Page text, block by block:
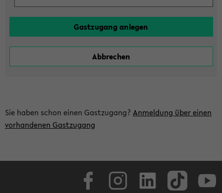
Sie haben schon einen Gastzugang? Anmeldung über einen
vorhandenen Gastzugang